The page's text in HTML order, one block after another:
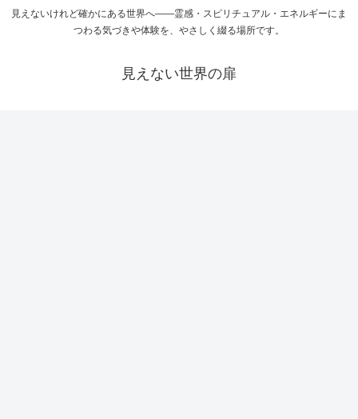
見えないけれど確かにある世界へ――霊感・スピリチュアル・エネルギーにま
つわる気づきや体験を、やさしく綴る場所です。
見えない世界の扉